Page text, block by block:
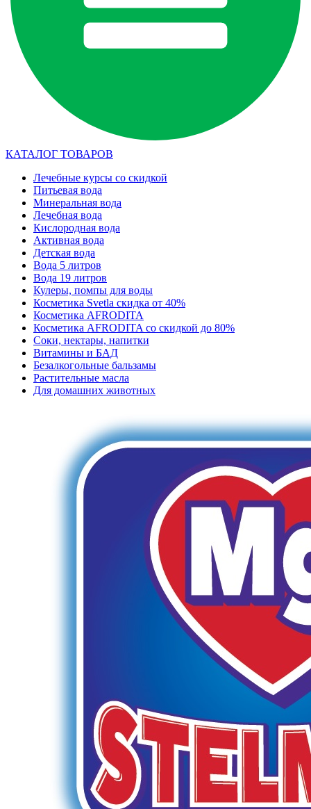
КАТАЛОГ ТОВАРОВ
Лечебные курсы со скидкой
Питьевая вода
Минеральная вода
Лечебная вода
Кислородная вода
Активная вода
Детская вода
Вода 5 литров
Вода 19 литров
Кулеры, помпы для воды
Косметика Svetla скидка от 40%
Косметика AFRODITA
Косметика AFRODITA со скидкой до 80%
Соки, нектары, напитки
Витамины и БАД
Безалкогольные бальзамы
Растительные масла
Для домашних животных